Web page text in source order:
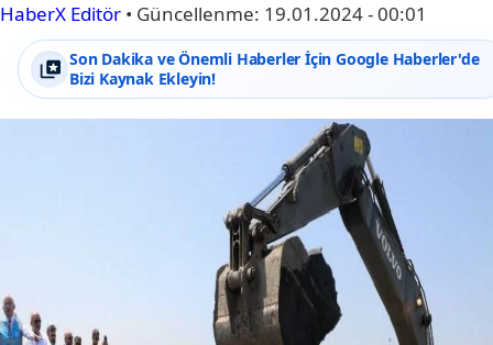
HaberX Editör • Güncellenme: 19.01.2024 - 00:01
Son Dakika ve Önemli Haberler İçin Google Haberler'de
Bizi Kaynak Ekleyin!